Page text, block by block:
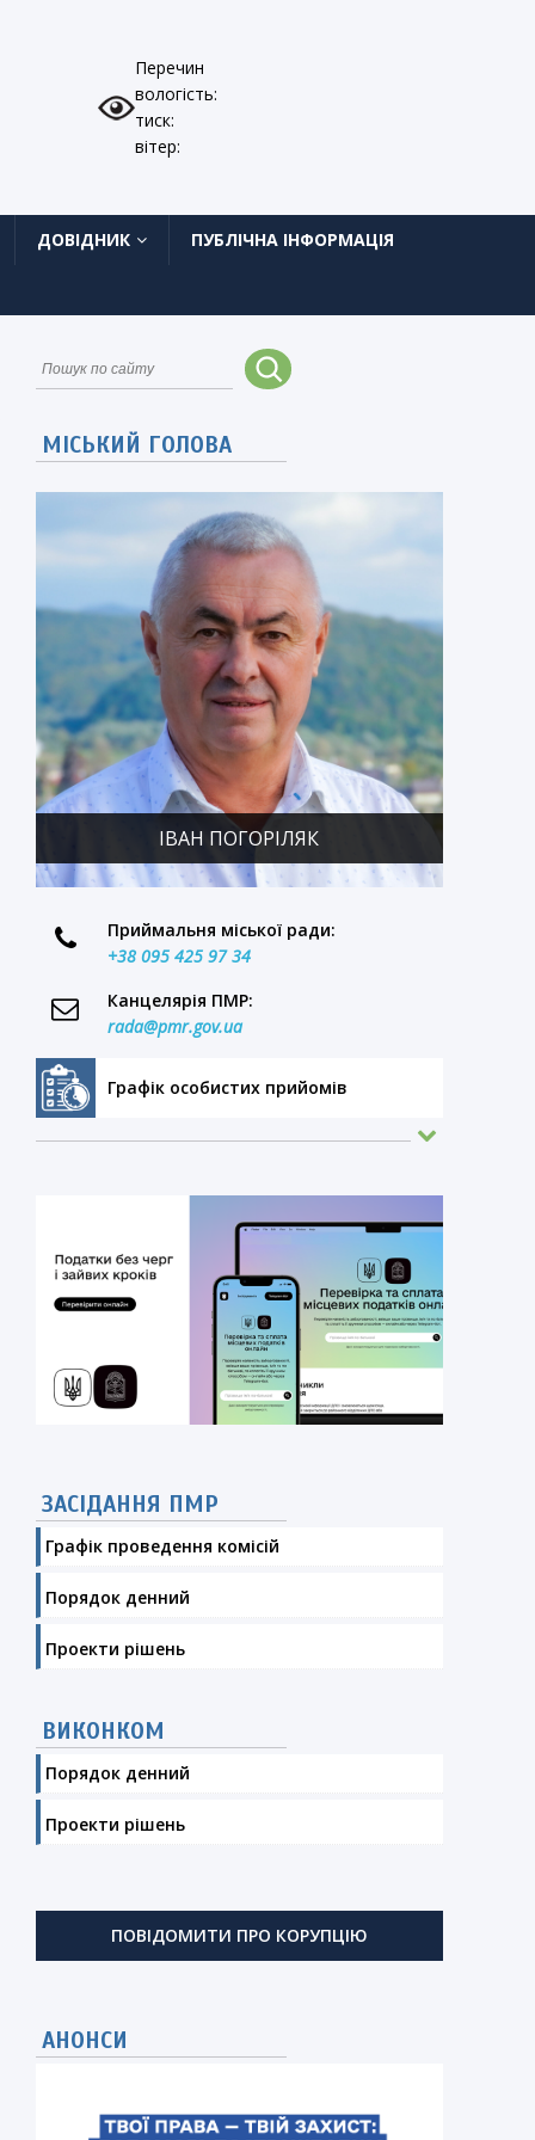
Перечин
вологість:
тиск:
вітер:
ДОВІДНИК ПУБЛІЧНА ІНФОРМАЦІЯ
МІСЬКИЙ ГОЛОВА
ІВАН ПОГОРІЛЯК
Приймальня міської ради:
+38 095 425 97 34
Канцелярія ПМР:
rada@pmr.gov.ua
Графік особистих прийомів
ЗАСІДАННЯ ПМР
Графік проведення комісій
Порядок денний
Проекти рішень
ВИКОНКОМ
Порядок денний
Проекти рішень
ПОВІДОМИТИ ПРО КОРУПЦІЮ
АНОНСИ